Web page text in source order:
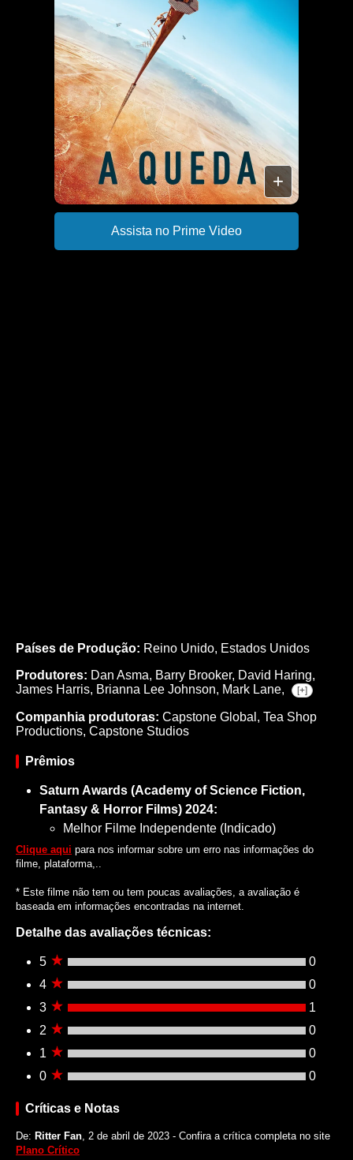
+
Assista no Prime Video
Países de Produção: Reino Unido, Estados Unidos
Produtores: Dan Asma, Barry Brooker, David Haring,
James Harris, Brianna Lee Johnson, Mark Lane, [+]
Companhia produtoras: Capstone Global, Tea Shop
Productions, Capstone Studios
Prêmios
Saturn Awards (Academy of Science Fiction,
Fantasy & Horror Films) 2024:
Melhor Filme Independente (Indicado)
Clique aqui para nos informar sobre um erro nas informações do
filme, plataforma,..
* Este filme não tem ou tem poucas avaliações, a avaliação é
baseada em informações encontradas na internet.
Detalhe das avaliações técnicas:
5
0
4
0
3
1
2
0
1
0
0
0
Críticas e Notas
De: Ritter Fan , 2 de abril de 2023 - Confira a crítica completa no site
Plano Crítico